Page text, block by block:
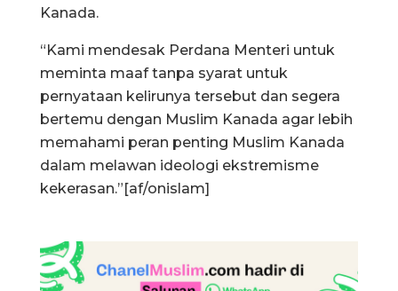
Kanada.
“Kami mendesak Perdana Menteri untuk
meminta maaf tanpa syarat untuk
pernyataan kelirunya tersebut dan segera
bertemu dengan Muslim Kanada agar lebih
memahami peran penting Muslim Kanada
dalam melawan ideologi ekstremisme
kekerasan.”[af/onislam]